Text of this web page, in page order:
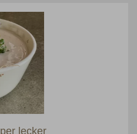
lecker